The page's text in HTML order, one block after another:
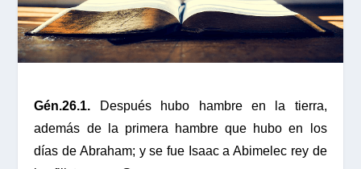
Gén.26.1. Después hubo hambre en la tierra,
además de la primera hambre que hubo en los
días de Abraham; y se fue Isaac a Abimelec rey de